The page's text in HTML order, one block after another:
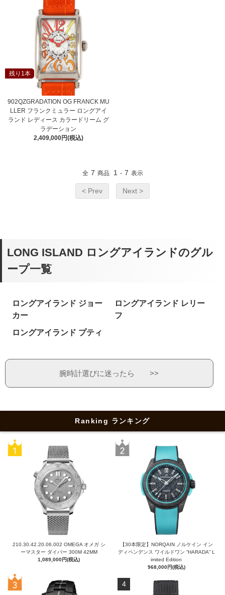
残り1本
902QZGRADATION OG FRANCK MU
LLER フランクミュラー ロングアイ
ランド レディース カラードリーム グ
ラデーション
2,409,000円(税込)
全 7 商品 1 - 7 表示
< Prev Next >
LONG ISLAND ロングアイランドのグル
ープ一覧
ロングアイランド ジョー
カー
ロングアイランド レリー
フ
ロングアイランド プティ
腕時計選びに迷ったら >>
Ranking ランキング
210.30.42.20.06.002 OMEGA オメガ シ
ーマスター ダイバー 300M 42MM
1,089,000円(税込)
【30本限定】NORQAIN ノルケイン イン
ディペンデンス ワイルドワン “HARADA” L
imited Edition
968,000円(税込)
4